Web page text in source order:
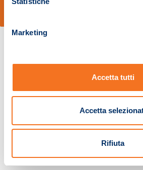
Marketing
Accetta tutti
Accetta
Rifiuta
Società adotta il Codice Etico D.lgs. 231/01